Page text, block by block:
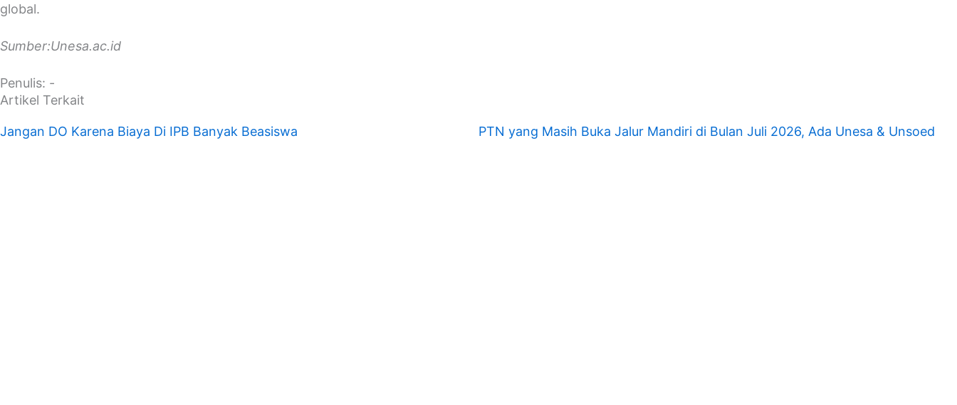
global.
Sumber:Unesa.ac.id
Penulis: -
Artikel Terkait
Jangan DO Karena Biaya Di IPB Banyak Beasiswa PTN yang Masih Buka Jalur Mandiri di Bulan Juli 2026, Ada Unesa & Unsoed